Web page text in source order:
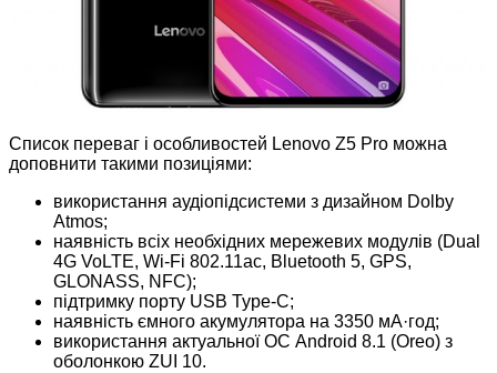
Список переваг і особливостей Lenovo Z5 Pro можна
доповнити такими позиціями:
використання аудіопідсистеми з дизайном Dolby
Atmos;
наявність всіх необхідних мережевих модулів (Dual
4G VoLTE, Wi-Fi 802.11ac, Bluetooth 5, GPS,
GLONASS, NFC);
підтримку порту USB Type-C;
наявність ємного акумулятора на 3350 мА·год;
використання актуальної ОС Android 8.1 (Oreo) з
оболонкою ZUI 10.